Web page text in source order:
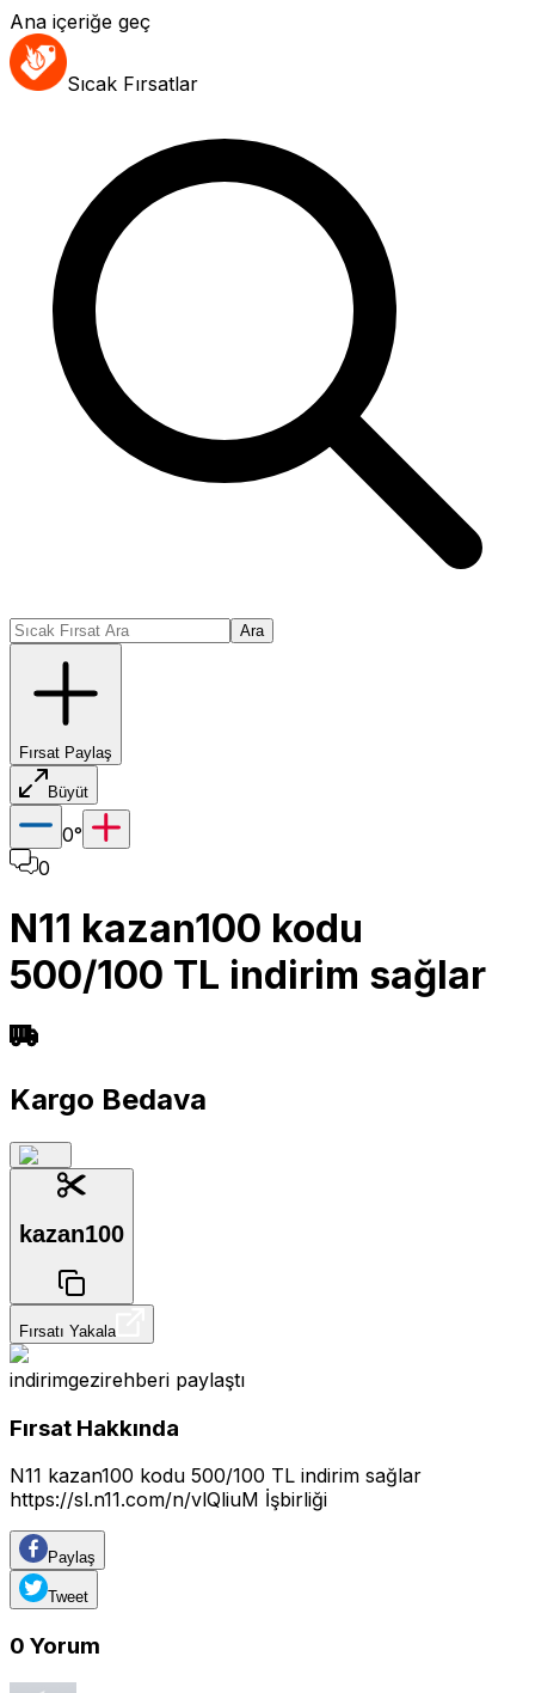
Ana içeriğe geç
Sıcak Fırsatlar
Ara
Fırsat Paylaş
Büyüt
0°
0
N11 kazan100 kodu
500/100 TL indirim sağlar
Kargo Bedava
kazan100
Fırsatı Yakala
indirimgezirehberi paylaştı
Fırsat Hakkında
N11 kazan100 kodu 500/100 TL indirim sağlar
https://sl.n11.com/n/vlQliuM İşbirliği
Paylaş
Tweet
0 Yorum